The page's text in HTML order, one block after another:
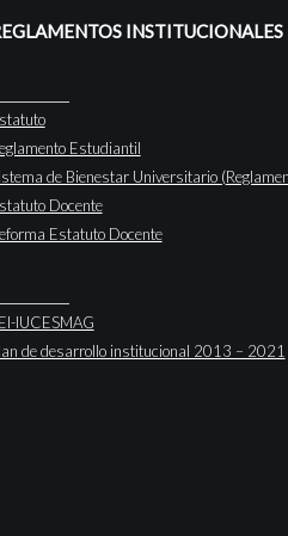
INSTITUCIONALES
Estudiantil
de Bienestar Universitario
Docente
Estatuto Docente
IUCESMAG
de desarrollo institucional 2013 – 2021